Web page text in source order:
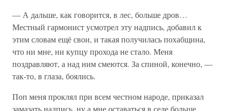
— А дальше, как говорится, в лес, больше дров…
Местный гармонист усмотрел эту надпись, добавил к
этим словам ещё свои, и такая получилась похабщина,
что ни мне, ни купцу прохода не стало. Меня
поздравляют, а над ним смеются. За спиной, конечно, —
так-то, в глаза, боялись.
Поп меня проклял при всем честном народе, приказал
замазать надпись, ну а мне оставаться в селе больше